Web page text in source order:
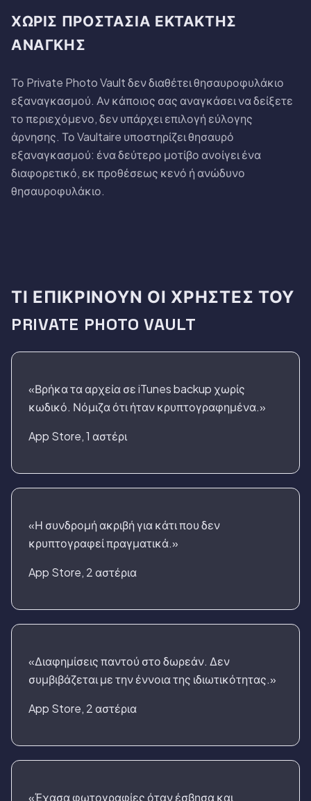
ΧΩΡΊΣ ΠΡΟΣΤΑΣΊΑ ΈΚΤΑΚΤΗΣ
ΑΝΆΓΚΗΣ
Το Private Photo Vault δεν διαθέτει θησαυροφυλάκιο
εξαναγκασμού. Αν κάποιος σας αναγκάσει να δείξετε
το περιεχόμενο, δεν υπάρχει επιλογή εύλογης
άρνησης. Το Vaultaire υποστηρίζει θησαυρό
εξαναγκασμού: ένα δεύτερο μοτίβο ανοίγει ένα
διαφορετικό, εκ προθέσεως κενό ή ανώδυνο
θησαυροφυλάκιο.
ΤΙ ΕΠΙΚΡΊΝΟΥΝ ΟΙ ΧΡΉΣΤΕΣ ΤΟΥ
PRIVATE PHOTO VAULT
«Βρήκα τα αρχεία σε iTunes backup χωρίς
κωδικό. Νόμιζα ότι ήταν κρυπτογραφημένα.»
App Store, 1 αστέρι
«Η συνδρομή ακριβή για κάτι που δεν
κρυπτογραφεί πραγματικά.»
App Store, 2 αστέρια
«Διαφημίσεις παντού στο δωρεάν. Δεν
συμβιβάζεται με την έννοια της ιδιωτικότητας.»
App Store, 2 αστέρια
«Έχασα φωτογραφίες όταν έσβησα και